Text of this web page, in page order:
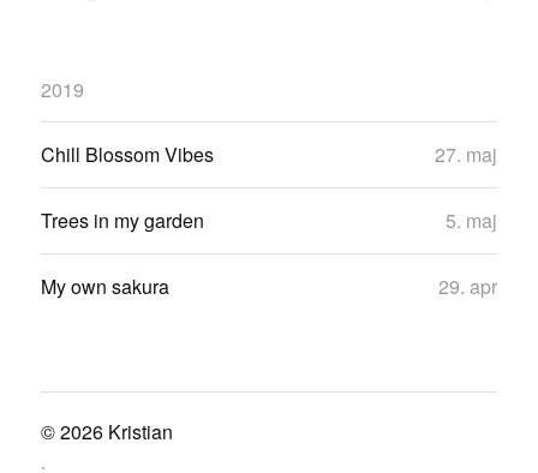
2019
Chill Blossom Vibes 27. maj
Trees in my garden 5. maj
My own sakura 29. apr
© 2026 Kristian
.